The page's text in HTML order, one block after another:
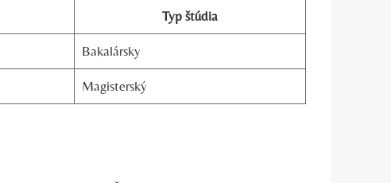
Typ štúdia
Bakalársky
Magisterský